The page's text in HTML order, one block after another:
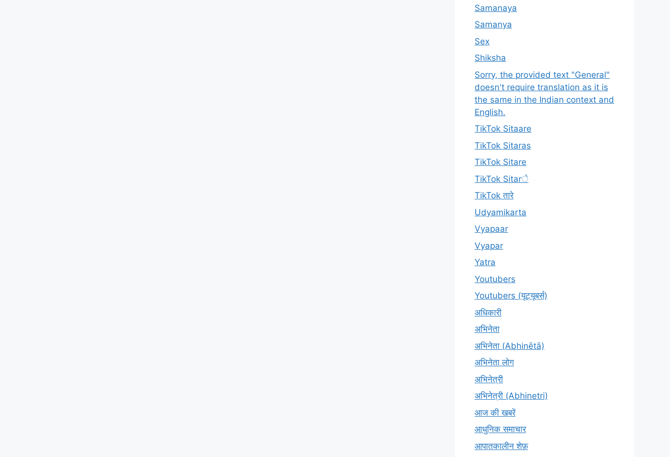
Samanaya
Samanya
Sex
Shiksha
Sorry, the provided text "General"
doesn't require translation as it is
the same in the Indian context and
English.
TikTok Sitaare
TikTok Sitaras
TikTok Sitare
TikTok Sitarे
TikTok तारे
Udyamikarta
Vyapaar
Vyapar
Yatra
Youtubers
Youtubers (यूट्यूबर्स)
अधिकारी
अभिनेता
अभिनेता (Abhinētā)
अभिनेता लोग
अभिनेत्री
अभिनेत्री (Abhinetri)
आज की खबरें
आधुनिक समाचार
आपातकालीन शेफ़